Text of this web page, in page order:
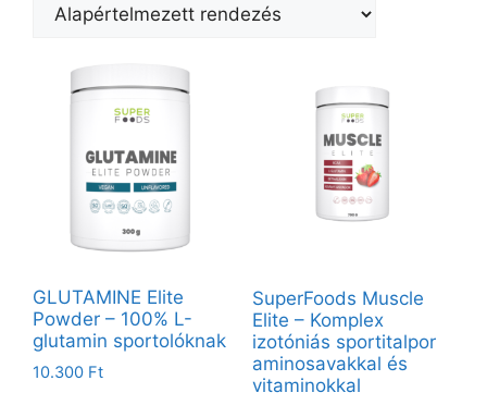
GLUTAMINE Elite
Powder – 100% L-
glutamin sportolóknak
10.300 Ft
SuperFoods Muscle
Elite – Komplex
izotóniás sportitalpor
aminosavakkal és
vitaminokkal